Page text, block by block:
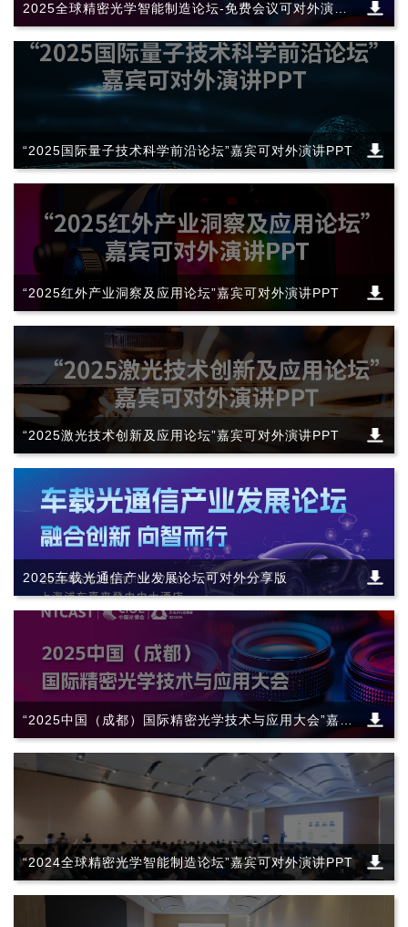
2025全球精密光学智能制造论坛-免费会议可对外演讲
PPT
“2025国际量子技术科学前沿论坛”嘉宾可对外演讲PPT
“2025红外产业洞察及应用论坛”嘉宾可对外演讲PPT
“2025激光技术创新及应用论坛”嘉宾可对外演讲PPT
2025车载光通信产业发展论坛可对外分享版
“2025中国（成都）国际精密光学技术与应用大会”嘉宾
可对外演讲资料
“2024全球精密光学智能制造论坛”嘉宾可对外演讲PPT